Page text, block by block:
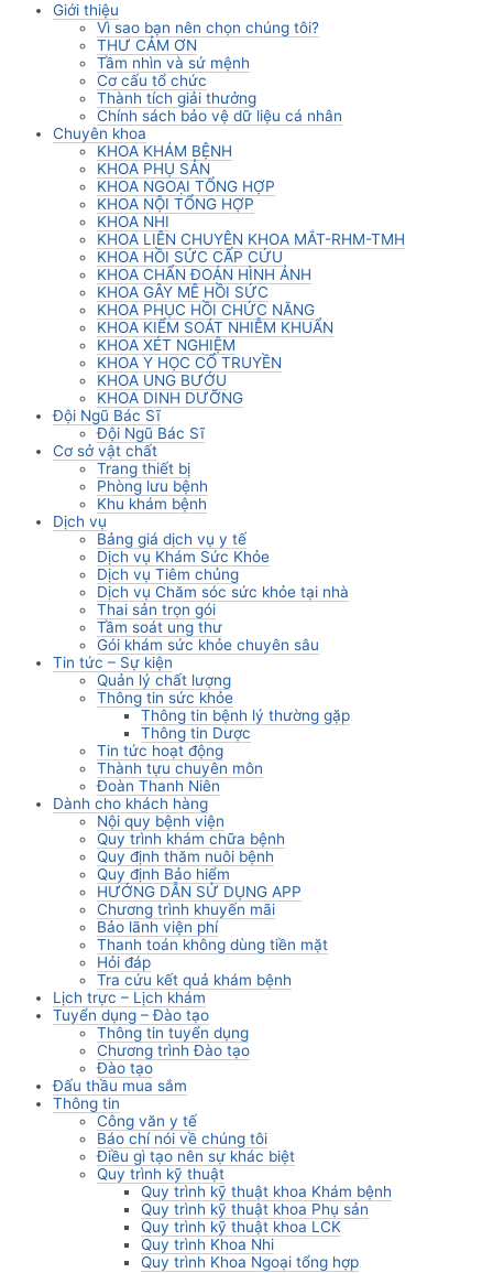
Giới thiệu
Vì sao bạn nên chọn chúng tôi?
THƯ CẢM ƠN
Tầm nhìn và sứ mệnh
Cơ cấu tổ chức
Thành tích giải thưởng
Chính sách bảo vệ dữ liệu cá nhân
Chuyên khoa
KHOA KHÁM BỆNH
KHOA PHỤ SẢN
KHOA NGOẠI TỔNG HỢP
KHOA NỘI TỔNG HỢP
KHOA NHI
KHOA LIÊN CHUYÊN KHOA MẮT-RHM-TMH
KHOA HỒI SỨC CẤP CỨU
KHOA CHẨN ĐOÁN HÌNH ẢNH
KHOA GÂY MÊ HỒI SỨC
KHOA PHỤC HỒI CHỨC NĂNG
KHOA KIỂM SOÁT NHIỄM KHUẨN
KHOA XÉT NGHIỆM
KHOA Y HỌC CỔ TRUYỀN
KHOA UNG BƯỚU
KHOA DINH DƯỠNG
Đội Ngũ Bác Sĩ
Đội Ngũ Bác Sĩ
Cơ sở vật chất
Trang thiết bị
Phòng lưu bệnh
Khu khám bệnh
Dịch vụ
Bảng giá dịch vụ y tế
Dịch vụ Khám Sức Khỏe
Dịch vụ Tiêm chủng
Dịch vụ Chăm sóc sức khỏe tại nhà
Thai sản trọn gói
Tầm soát ung thư
Gói khám sức khỏe chuyên sâu
Tin tức – Sự kiện
Quản lý chất lượng
Thông tin sức khỏe
Thông tin bệnh lý thường gặp
Thông tin Dược
Tin tức hoạt động
Thành tựu chuyên môn
Đoàn Thanh Niên
Dành cho khách hàng
Nội quy bệnh viện
Quy trình khám chữa bệnh
Quy định thăm nuôi bệnh
Quy định Bảo hiểm
HƯỚNG DẪN SỬ DỤNG APP
Chương trình khuyến mãi
Bảo lãnh viện phí
Thanh toán không dùng tiền mặt
Hỏi đáp
Tra cứu kết quả khám bệnh
Lịch trực – Lịch khám
Tuyển dụng – Đào tạo
Thông tin tuyển dụng
Chương trình Đào tạo
Đào tạo
Đấu thầu mua sắm
Thông tin
Công văn y tế
Báo chí nói về chúng tôi
Điều gì tạo nên sự khác biệt
Quy trình kỹ thuật
Quy trình kỹ thuật khoa Khám bệnh
Quy trình kỹ thuật khoa Phụ sản
Quy trình kỹ thuật khoa LCK
Quy trình Khoa Nhi
Quy trình Khoa Ngoại tổng hợp